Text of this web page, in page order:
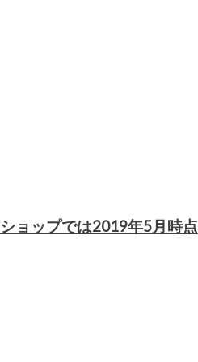
ョップでは2019年5月時点